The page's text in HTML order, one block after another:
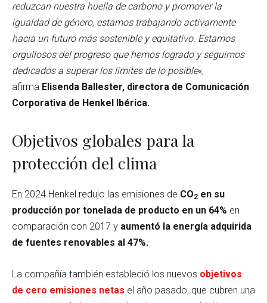
reduzcan nuestra huella de carbono y promover la
igualdad de género, estamos trabajando activamente
hacia un futuro más sostenible y equitativo. Estamos
orgullosos del progreso que hemos logrado y seguimos
dedicados a superar los límites de lo posible«,
afirma Elisenda Ballester, directora de Comunicación
Corporativa de Henkel Ibérica.
Objetivos globales para la
protección del clima
En 2024 Henkel redujo las emisiones de CO2 en su
producción por tonelada de producto en un 64% en
comparación con 2017 y aumentó la energía adquirida
de fuentes renovables al 47%.
La compañía también estableció los nuevos objetivos
de cero emisiones netas el año pasado, que cubren una